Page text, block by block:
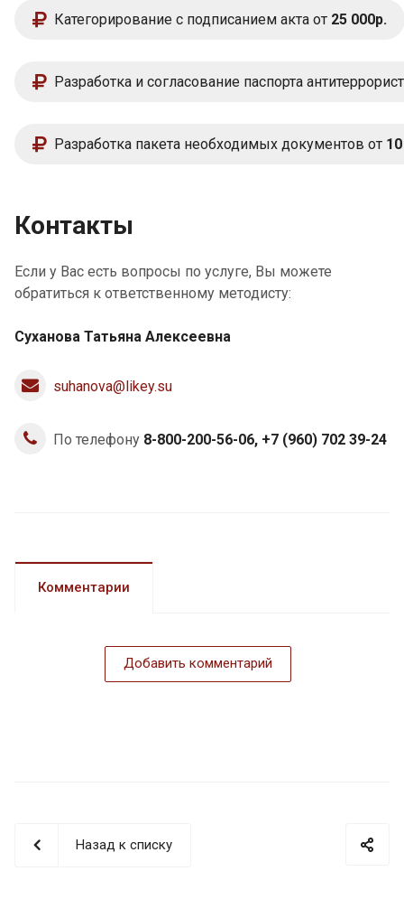
Категорирование с подписанием акта от 25 000р.
Разработка и согласование паспорта
Разработка пакета необходимых документов от
Контакты
Если у Вас есть вопросы по услуге, Вы можете
обратиться к ответственному методисту:
Суханова Татьяна Алексеевна
suhanova@likey.su
По телефону 8-800-200-56-06, +7 (960) 702 39-24
Комментарии
Добавить комментарий
Назад к списку